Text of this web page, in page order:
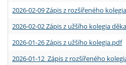
2026-02-09 Zápis z rozšířeného
2026-02-02 Zápis z užšího kolegia
2026-01-26 Zápis z užšího kolegia.pdf
2026-01-12 Zápis z rozšířeného